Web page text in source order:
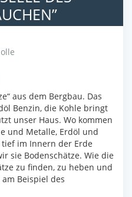
aus dem Bergbau. Das
Benzin, die Kohle bringt
unser Haus. Wo kommen
und Metalle, Erdöl und
tief im Innern der Erde
sie Bodenschätze. Wie die
zu finden, zu heben und
Beispiel des